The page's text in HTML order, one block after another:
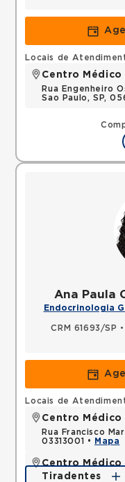
Locais de
Centro Médico
Rua Engenheiro
Sao Paulo, SP,
Ana Paula
Endocrinologia
CRM 61693/SP •
Locais de
Centro Médico
Rua Francisco
03313001 •
Mapa
Centro Médico
Tiradentes